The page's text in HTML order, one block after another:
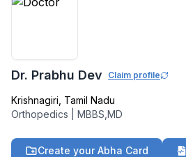
Dr. Prabhu Dev Claim profile
Krishnagiri Tamil Nadu
Orthopedics
MBBS,MD
Create your Abha Card